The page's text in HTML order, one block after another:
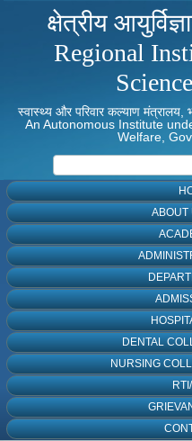
क्षेत्रीय
Regional
स्वास्थ्य और परिवार कल्याण
An Autonomous Institute
Welfare,
ABOUT
DENTAL
NURSING